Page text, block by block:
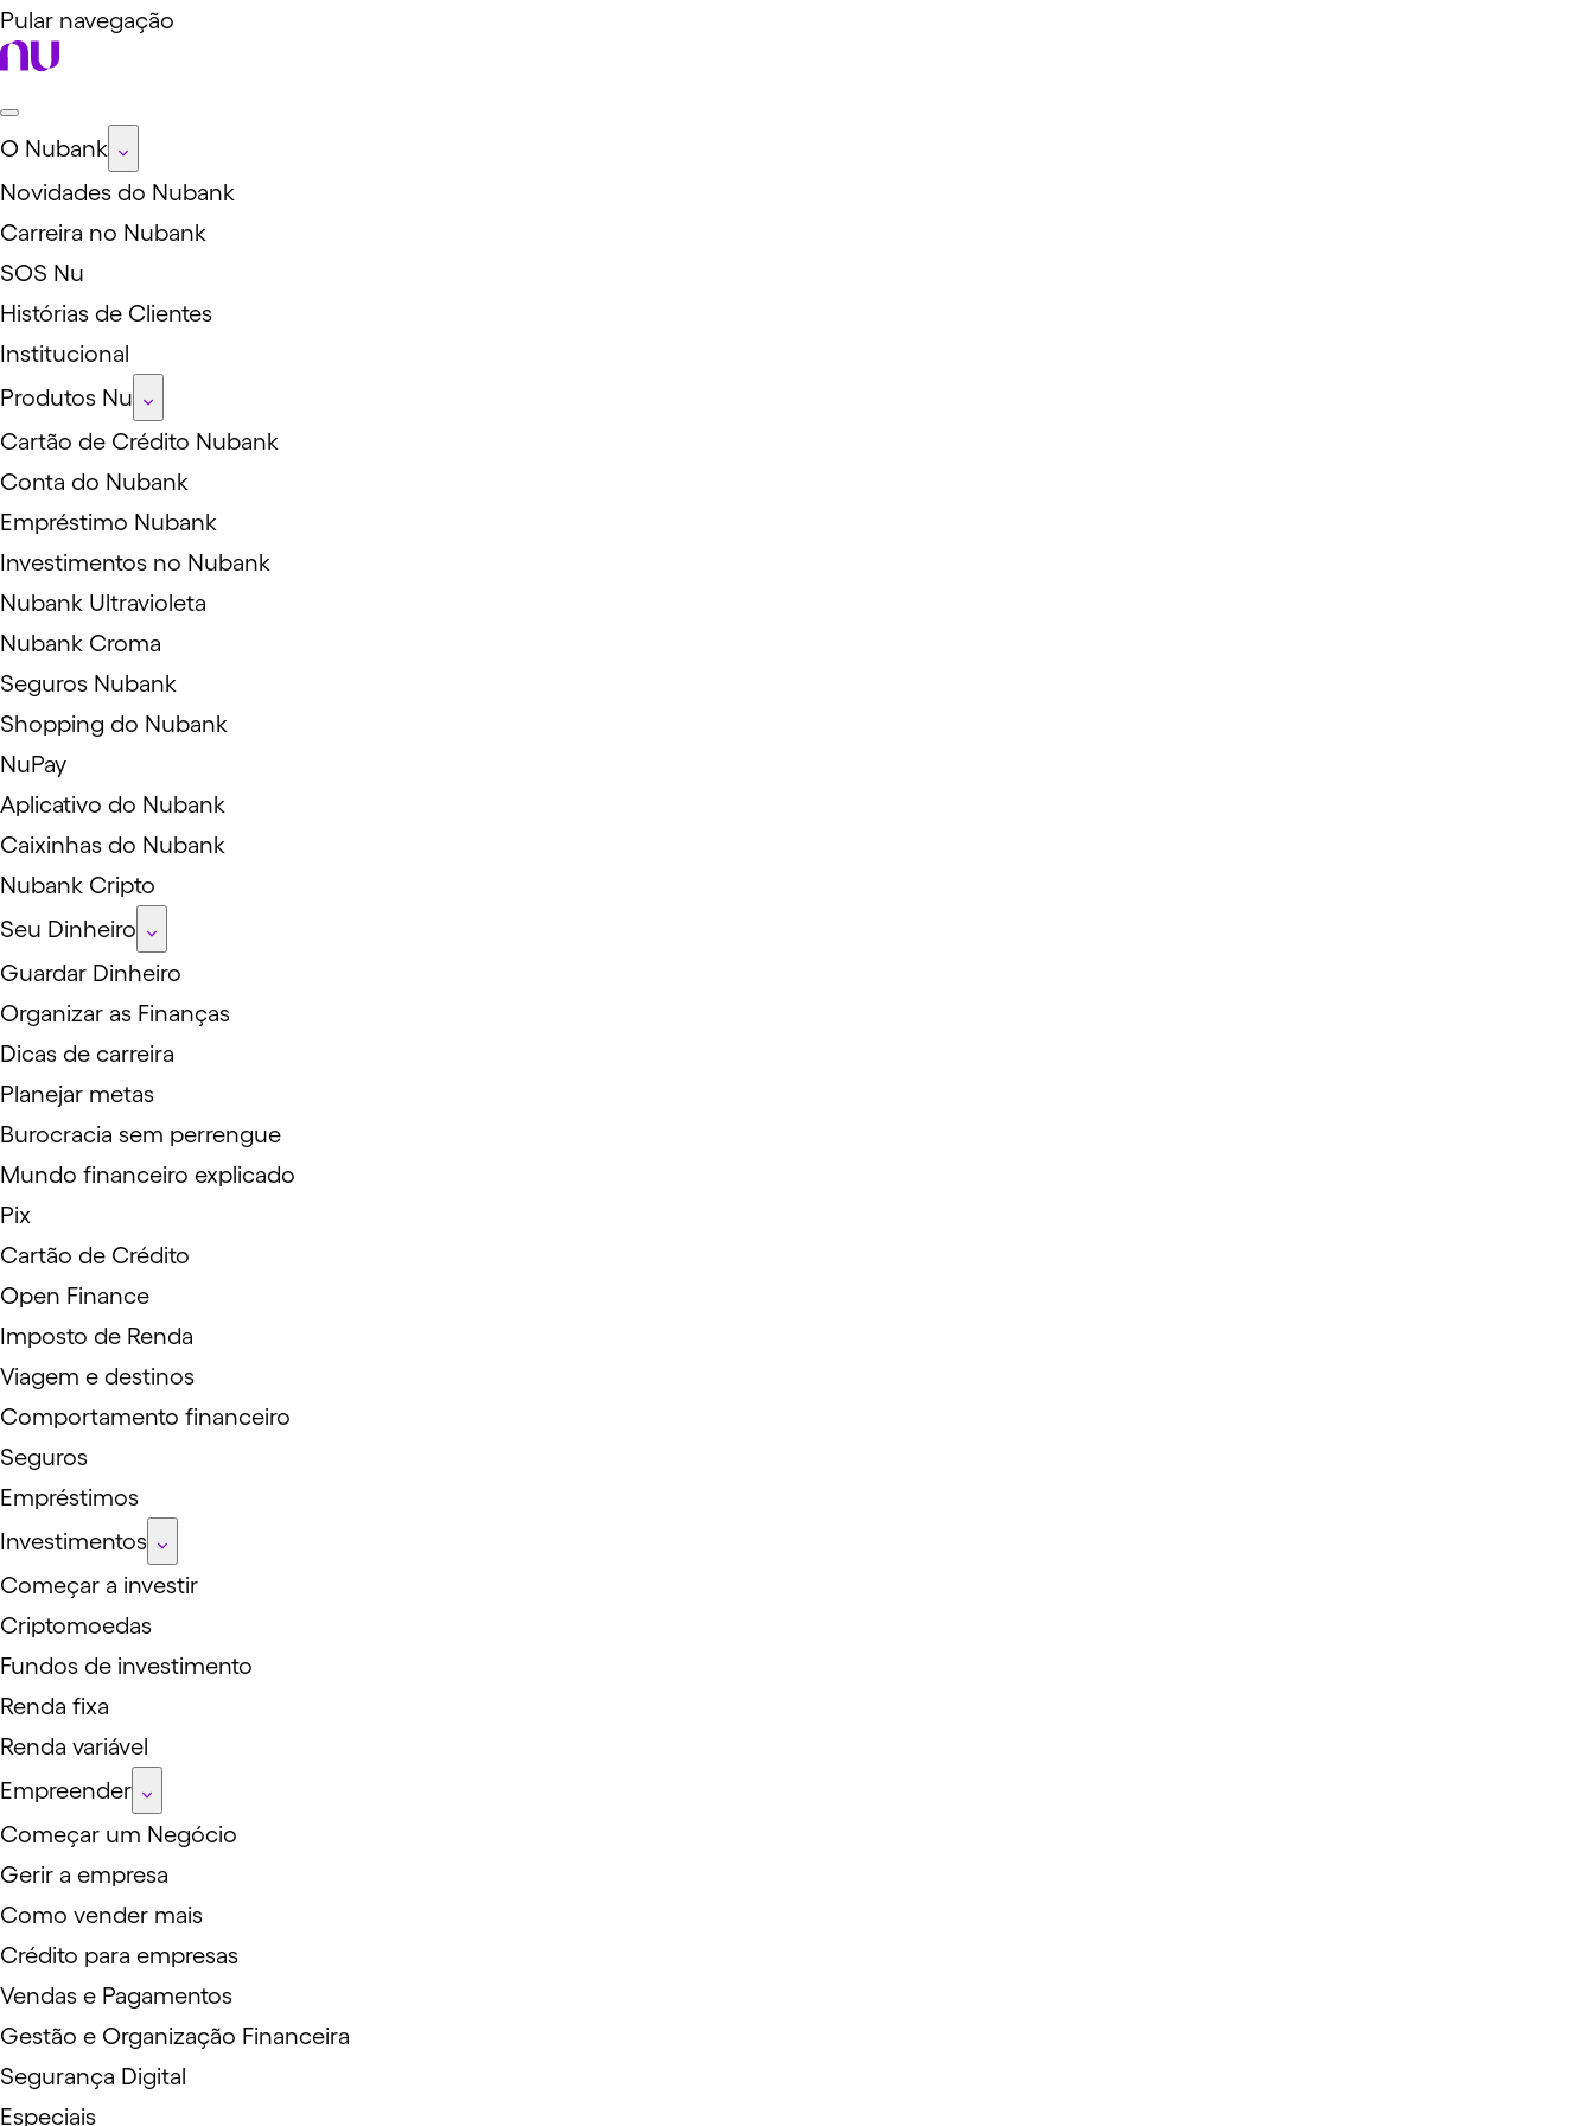
Pular navegação
O Nubank
Novidades do Nubank
Carreira no Nubank
SOS Nu
Histórias de Clientes
Institucional
Produtos Nu
Cartão de Crédito Nubank
Conta do Nubank
Empréstimo Nubank
Investimentos no Nubank
Nubank Ultravioleta
Nubank Croma
Seguros Nubank
Shopping do Nubank
NuPay
Aplicativo do Nubank
Caixinhas do Nubank
Nubank Cripto
Seu Dinheiro
Guardar Dinheiro
Organizar as Finanças
Dicas de carreira
Planejar metas
Burocracia sem perrengue
Mundo financeiro explicado
Pix
Cartão de Crédito
Open Finance
Imposto de Renda
Viagem e destinos
Comportamento financeiro
Seguros
Empréstimos
Investimentos
Começar a investir
Criptomoedas
Fundos de investimento
Renda fixa
Renda variável
Empreender
Começar um Negócio
Gerir a empresa
Como vender mais
Crédito para empresas
Vendas e Pagamentos
Gestão e Organização Financeira
Segurança Digital
Especiais